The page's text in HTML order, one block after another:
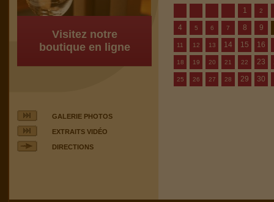
Visitez notre
boutique en ligne
GALERIE PHOTOS
EXTRAITS VIDÉO
DIRECTIONS
1 2
4 5 6 7 8 9
11 12 13 14 15 16
18 19 20 21 22 23
25 26 27 28 29 30